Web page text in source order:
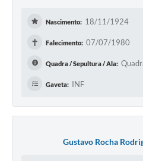
Nascimento: 18/11/1924
✝ Falecimento: 07/07/1980
Quadra / Sepultura / Ala:
Gaveta: INF
Gustavo Rocha